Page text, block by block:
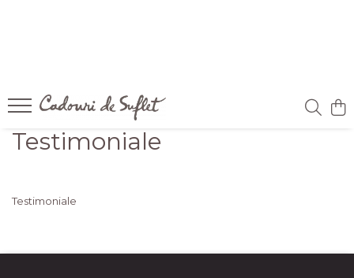
Testimoniale
Testimoniale